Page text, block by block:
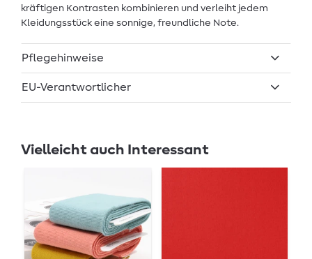
kräftigen Kontrasten kombinieren und verleiht jedem
Kleidungsstück eine sonnige, freundliche Note.
Pflegehinweise
EU-Verantwortlicher
Vielleicht auch Interessant